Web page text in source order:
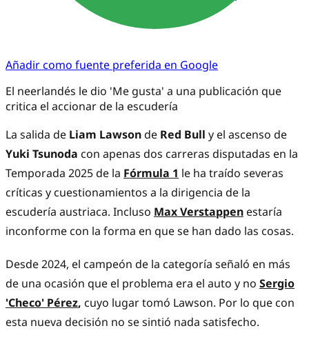
Añadir como fuente preferida en Google
El neerlandés le dio 'Me gusta' a una publicación que
critica el accionar de la escudería
La salida de Liam Lawsonde Red Bull y el ascenso de
Yuki Tsunoda con apenas dos carreras disputadas en la
Temporada 2025 de la Fórmula 1 le ha traído severas
críticas y cuestionamientos a la dirigencia de la
escudería austriaca. Incluso Max Verstappen estaría
inconforme con la forma en que se han dado las cosas.
Desde 2024, el campeón de la categoría señaló en más
de una ocasión que el problema era el auto y no Sergio
'Checo' Pérez, cuyo lugar tomó Lawson. Por lo que con
esta nueva decisión no se sintió nada satisfecho.